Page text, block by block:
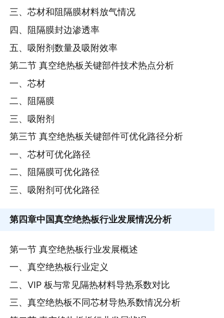
三、芯材和阻隔膜材料放气情况
四、阻隔膜封边渗透率
五、吸附剂数量及吸附效率
第二节 真空绝热板关键部件技术热点分析
一、芯材
二、阻隔膜
三、吸附剂
第三节 真空绝热板关键部件可优化路径分析
一、芯材可优化路径
二、阻隔膜可优化路径
三、吸附剂可优化路径
第四章中国真空绝热板行业发展情况分析
第一节 真空绝热板行业发展概述
一、真空绝热板行业定义
二、VIP 板与常见隔热材料导热系数对比
三、真空绝热板不同芯材导热系数情况分析